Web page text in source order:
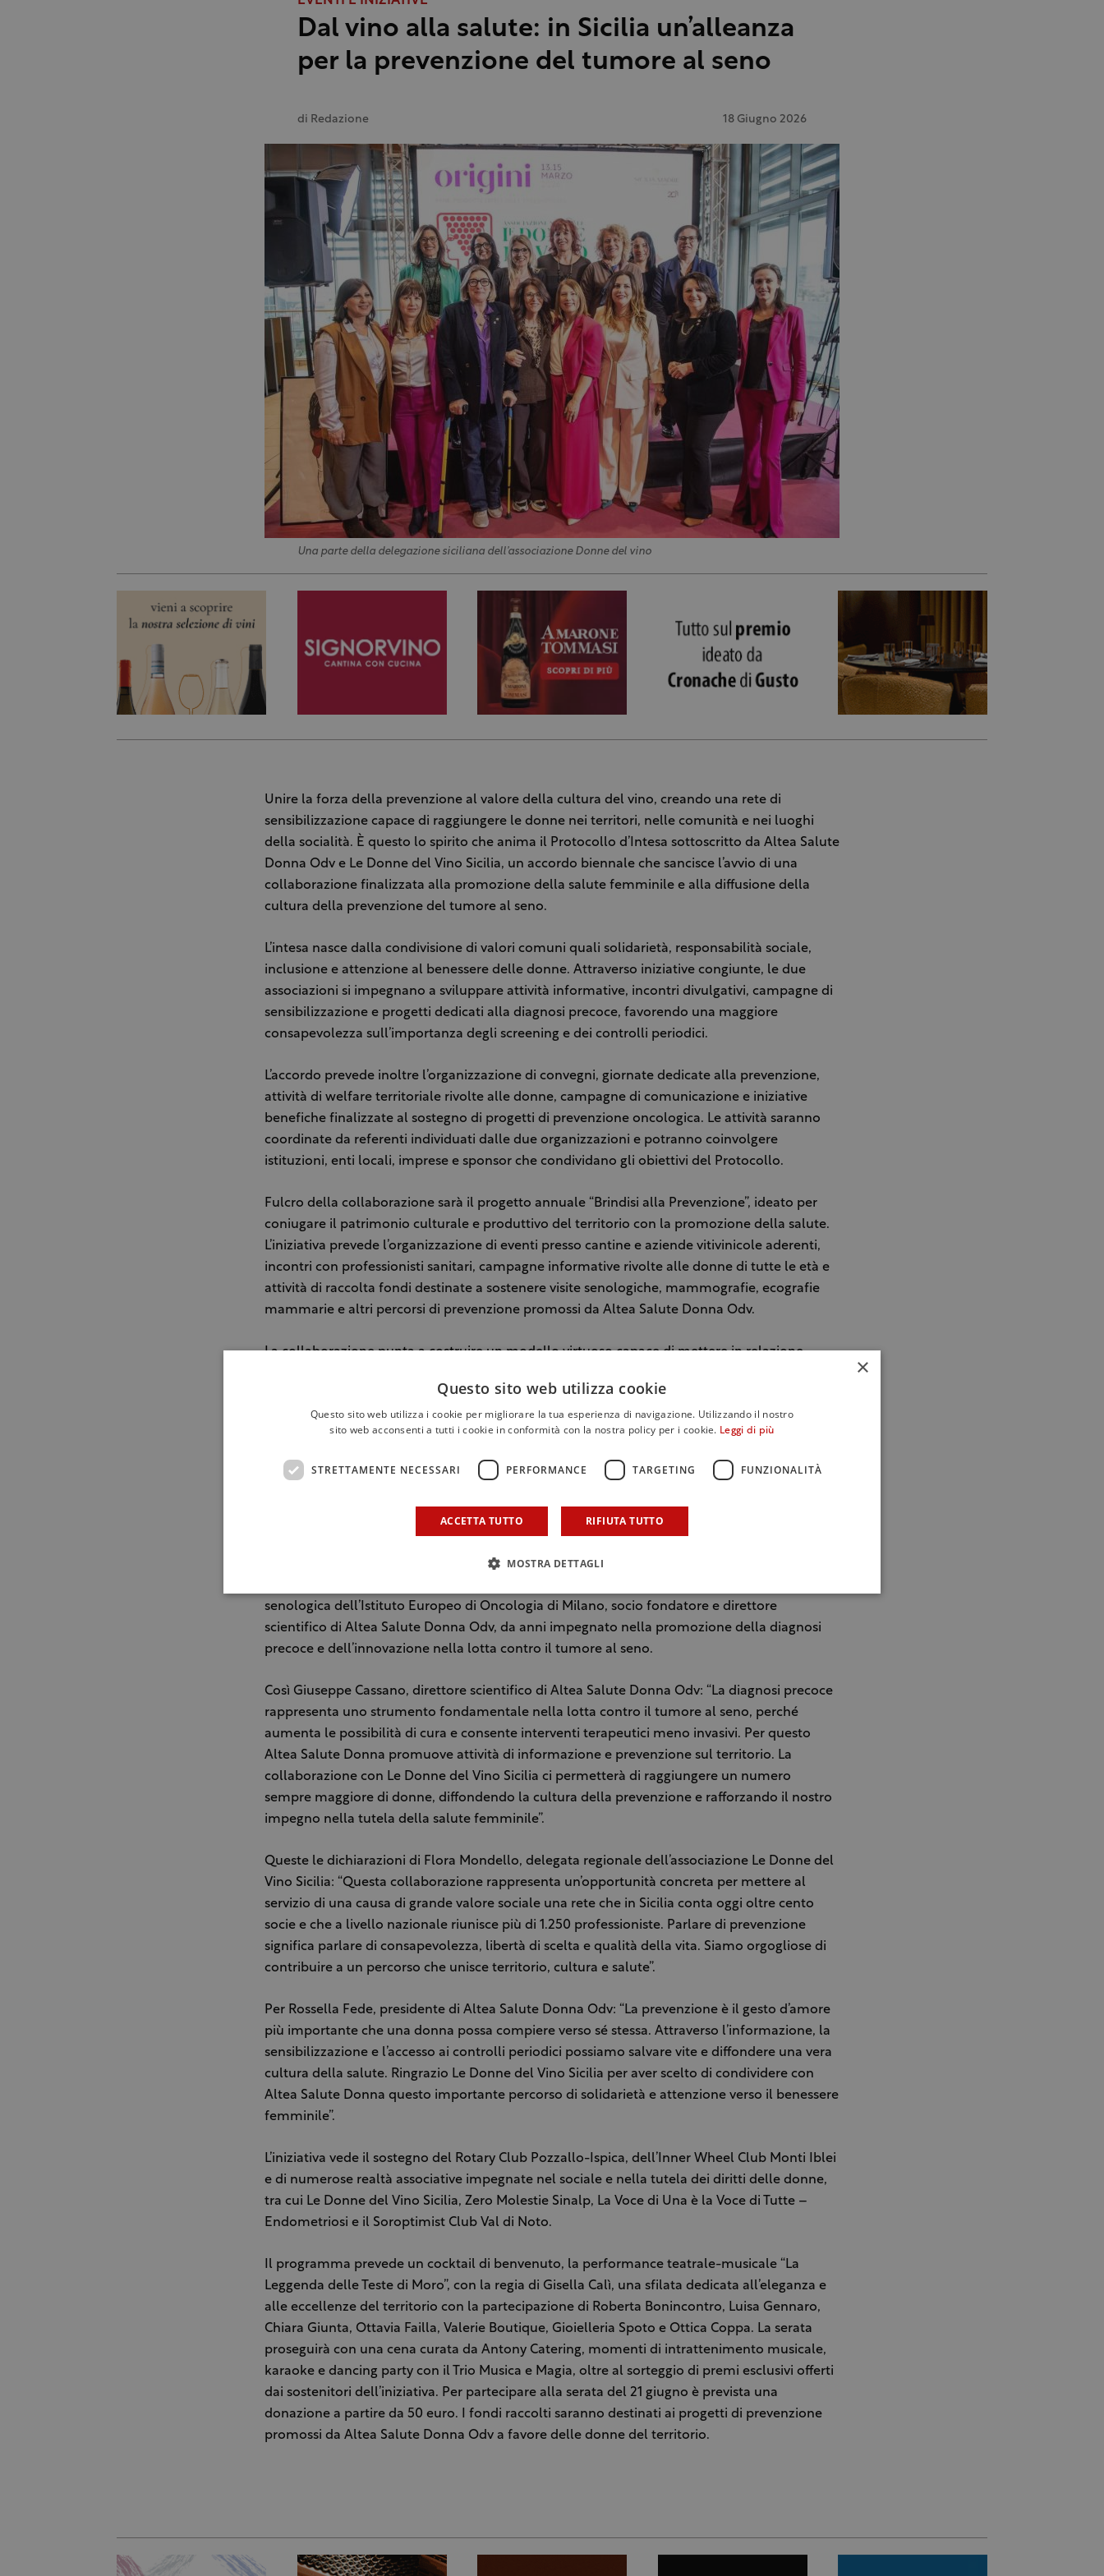
Dal vino alla salute: in Sicilia un’alleanza
per la prevenzione del tumore al seno
di Redazione 18 Giugno 2026
Una parte della delegazione siciliana dell’associazione Donne del vino
Unire la forza della prevenzione al valore della cultura del vino, creando una rete di
sensibilizzazione capace di raggiungere le donne nei territori, nelle comunità e nei luoghi
della socialità. È questo lo spirito che anima il Protocollo d’Intesa sottoscritto da Altea Salute
Donna Odv e Le Donne del Vino Sicilia, un accordo biennale che sancisce l’avvio di una
collaborazione finalizzata alla promozione della salute femminile e alla diffusione della
cultura della prevenzione del tumore al seno.
L’intesa nasce dalla condivisione di valori comuni quali solidarietà, responsabilità sociale,
inclusione e attenzione al benessere delle donne. Attraverso iniziative congiunte, le due
associazioni si impegnano a sviluppare attività informative, incontri divulgativi, campagne di
sensibilizzazione e progetti dedicati alla diagnosi precoce, favorendo una maggiore
consapevolezza sull’importanza degli screening e dei controlli periodici.
L’accordo prevede inoltre l’organizzazione di convegni, giornate dedicate alla prevenzione,
attività di welfare territoriale rivolte alle donne, campagne di comunicazione e iniziative
benefiche finalizzate al sostegno di progetti di prevenzione oncologica. Le attività saranno
coordinate da referenti individuati dalle due organizzazioni e potranno coinvolgere
istituzioni, enti locali, imprese e sponsor che condividano gli obiettivi del Protocollo.
Fulcro della collaborazione sarà il progetto annuale “Brindisi alla Prevenzione”, ideato per
coniugare il patrimonio culturale e produttivo del territorio con la promozione della salute.
L’iniziativa prevede l’organizzazione di eventi presso cantine e aziende vitivinicole aderenti,
incontri con professionisti sanitari, campagne informative rivolte alle donne di tutte le età e
attività di raccolta fondi destinate a sostenere visite senologiche, mammografie, ecografie
mammarie e altri percorsi di prevenzione promossi da Altea Salute Donna Odv.
La collaborazione punta a costruire un modello virtuoso capace di mettere in relazione
una cultura della prevenzione sempre più diffusa e partecipata.
Primo importante appuntamento del progetto sarà la serata di beneficenza organizzata da
Altea Salute Donna Odv domenica 21 giugno 2026, alle 19, presso il Palmento di Rudinì di
Pachino. L’evento è finalizzato a sostenere il progetto di visite senologiche ed ecografie
prevenzione tra le lavoratrici che spesso, per mancanza di tempo o difficoltà organizzative,
senologica dell’Istituto Europeo di Oncologia di Milano, socio fondatore e direttore
scientifico di Altea Salute Donna Odv, da anni impegnato nella promozione della diagnosi
precoce e dell’innovazione nella lotta contro il tumore al seno.
Così Giuseppe Cassano, direttore scientifico di Altea Salute Donna Odv: “La diagnosi precoce
rappresenta uno strumento fondamentale nella lotta contro il tumore al seno, perché
aumenta le possibilità di cura e consente interventi terapeutici meno invasivi. Per questo
Altea Salute Donna promuove attività di informazione e prevenzione sul territorio. La
collaborazione con Le Donne del Vino Sicilia ci permetterà di raggiungere un numero
sempre maggiore di donne, diffondendo la cultura della prevenzione e rafforzando il nostro
impegno nella tutela della salute femminile”.
Queste le dichiarazioni di Flora Mondello, delegata regionale dell’associazione Le Donne del
Vino Sicilia: “Questa collaborazione rappresenta un’opportunità concreta per mettere al
servizio di una causa di grande valore sociale una rete che in Sicilia conta oggi oltre cento
socie e che a livello nazionale riunisce più di 1.250 professioniste. Parlare di prevenzione
significa parlare di consapevolezza, libertà di scelta e qualità della vita. Siamo orgogliose di
contribuire a un percorso che unisce territorio, cultura e salute”.
Per Rossella Fede, presidente di Altea Salute Donna Odv: “La prevenzione è il gesto d’amore
più importante che una donna possa compiere verso sé stessa. Attraverso l’informazione, la
sensibilizzazione e l’accesso ai controlli periodici possiamo salvare vite e diffondere una vera
cultura della salute. Ringrazio Le Donne del Vino Sicilia per aver scelto di condividere con
Altea Salute Donna questo importante percorso di solidarietà e attenzione verso il benessere
femminile”.
L’iniziativa vede il sostegno del Rotary Club Pozzallo-Ispica, dell’Inner Wheel Club Monti Iblei
e di numerose realtà associative impegnate nel sociale e nella tutela dei diritti delle donne,
tra cui Le Donne del Vino Sicilia, Zero Molestie Sinalp, La Voce di Una è la Voce di Tutte –
Endometriosi e il Soroptimist Club Val di Noto.
Il programma prevede un cocktail di benvenuto, la performance teatrale-musicale “La
Leggenda delle Teste di Moro”, con la regia di Gisella Calì, una sfilata dedicata all’eleganza e
alle eccellenze del territorio con la partecipazione di Roberta Bonincontro, Luisa Gennaro,
Chiara Giunta, Ottavia Failla, Valerie Boutique, Gioielleria Spoto e Ottica Coppa. La serata
proseguirà con una cena curata da Antony Catering, momenti di intrattenimento musicale,
karaoke e dancing party con il Trio Musica e Magia, oltre al sorteggio di premi esclusivi offerti
dai sostenitori dell’iniziativa. Per partecipare alla serata del 21 giugno è prevista una
donazione a partire da 50 euro. I fondi raccolti saranno destinati ai progetti di prevenzione
promossi da Altea Salute Donna Odv a favore delle donne del territorio.
×
Questo sito web utilizza cookie
Questo sito web utilizza i cookie per migliorare la tua esperienza di navigazione. Utilizzando il nostro
sito web acconsenti a tutti i cookie in conformità con la nostra policy per i cookie. Leggi di più
STRETTAMENTE NECESSARI PERFORMANCE TARGETING FUNZIONALITÀ
ACCETTA TUTTO RIFIUTA TUTTO
MOSTRA DETTAGLI